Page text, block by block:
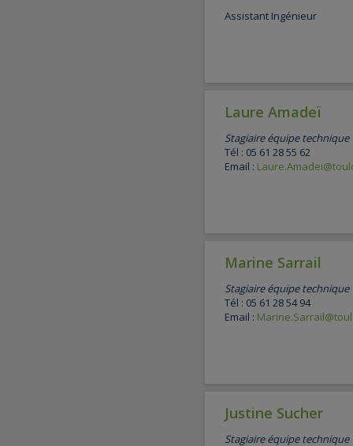
Assistant Ingénieur
Laure Amadeï
Stagiaire équipe technique
Tél : 05 61 28 55 62
Email :
Marine Sarrail
Stagiaire équipe technique
Tél : 05 61 28 54 94
Email :
Justine Sucher
Stagiaire équipe technique